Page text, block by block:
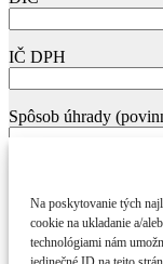
Na poskytovanie tých
cookie na ukladanie a/
technológiami nám
IČ DPH
Spôsob úhrady